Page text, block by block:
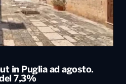
in Puglia ad agosto.
7,3%